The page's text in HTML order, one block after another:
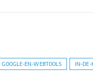
GOOGLE-EN-WEBTOOLS IN-DE-